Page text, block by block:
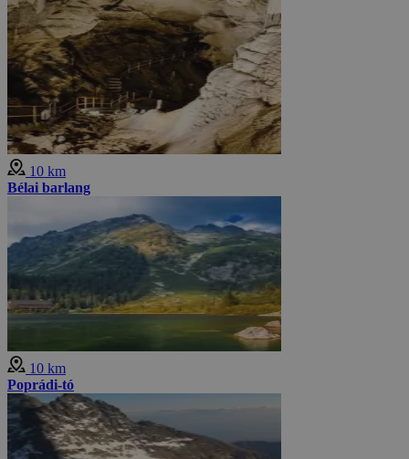
10 km
Bélai barlang
10 km
Poprádi-tó